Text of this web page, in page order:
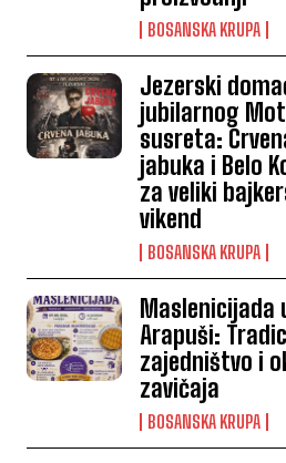
BOSANSKA KRUPA
Jezerski
jubilarnog
susreta:
jabuka i Belo
za veliki
vikend
BOSANSKA KRUPA
Maslenicijada
Arapuši:
zajedništvo i
zavičaja
BOSANSKA KRUPA